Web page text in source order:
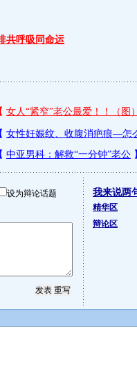
共呼吸同命运
设为辩论话题 我来说两
精华区
辩论区